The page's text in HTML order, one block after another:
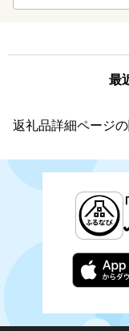
最
返礼品詳細ページ